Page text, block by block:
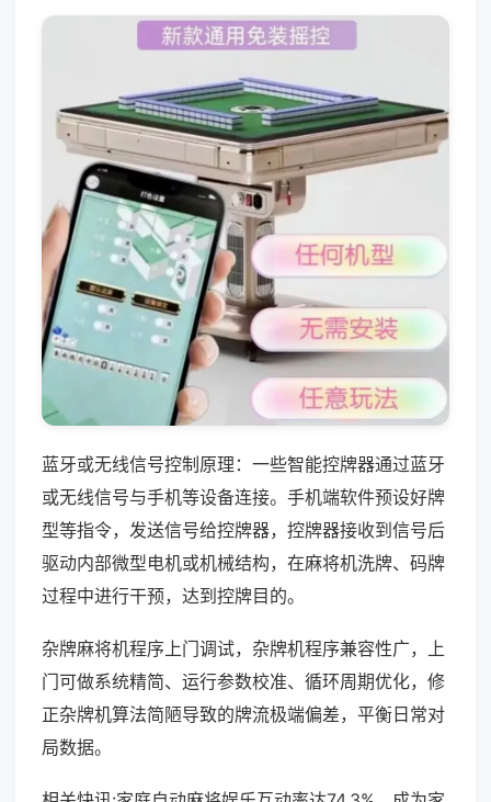
蓝牙或无线信号控制原理：一些智能控牌器通过蓝牙
或无线信号与手机等设备连接。手机端软件预设好牌
型等指令，发送信号给控牌器，控牌器接收到信号后
驱动内部微型电机或机械结构，在麻将机洗牌、码牌
过程中进行干预，达到控牌目的。
杂牌麻将机程序上门调试，杂牌机程序兼容性广，上
门可做系统精简、运行参数校准、循环周期优化，修
正杂牌机算法简陋导致的牌流极端偏差，平衡日常对
局数据。